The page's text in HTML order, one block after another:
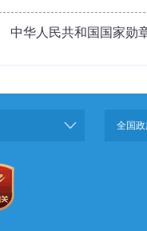
中华人民共和国国家勋
全国